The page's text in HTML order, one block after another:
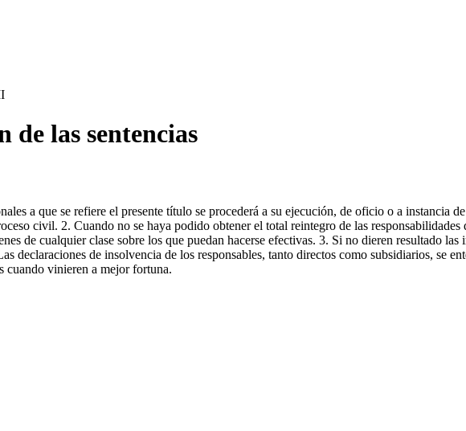
las sentencias
a que se refiere el presente título se procederá a su ejecución, de oficio o a instancia
civil. 2. Cuando no se haya podido obtener el total reintegro de las responsabilidades
de cualquier clase sobre los que puedan hacerse efectivas. 3. Si no dieren resultado
declaraciones de insolvencia de los responsables, tanto directos como subsidiarios, se
cuando vinieren a mejor fortuna.